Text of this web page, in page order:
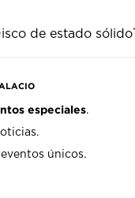
de estado sólido
especiales.
únicos.